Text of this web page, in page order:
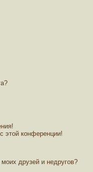
этой конференции!
друзей и недругов?